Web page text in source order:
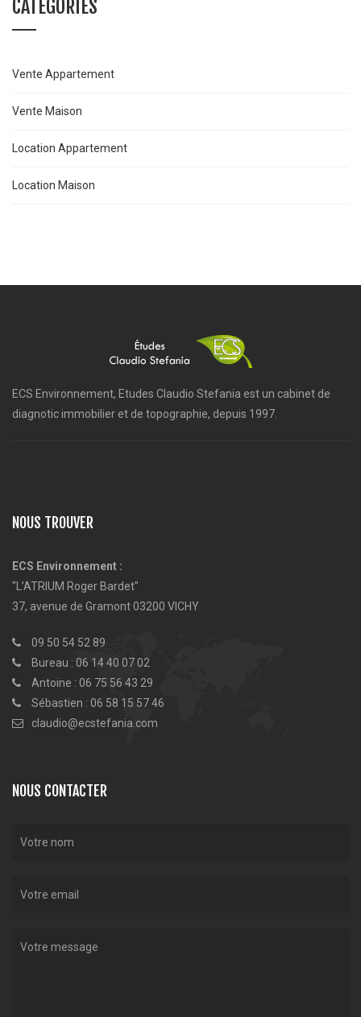
CATEGORIES
Vente Appartement
Vente Maison
Location Appartement
Location Maison
ECS Environnement, Etudes Claudio Stefania est un cabinet de
diagnotic immobilier et de topographie, depuis 1997.
NOUS TROUVER
ECS Environnement :
"L’ATRIUM Roger Bardet"
37, avenue de Gramont 03200 VICHY
09 50 54 52 89
Bureau : 06 14 40 07 02
Antoine : 06 75 56 43 29
Sébastien : 06 58 15 57 46
claudio@ecstefania.com
NOUS CONTACTER